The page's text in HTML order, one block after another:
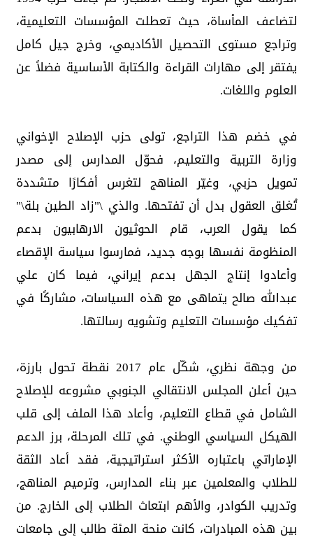
لتضاعف المأساة، حيث تعطلت المؤسسات التعليمية،
وتراجع مستوى التحصيل الأكاديمي، وخرج جيل كامل
يفتقر إلى مهارات القراءة والكتابة الأساسية فضلاً عن
العلوم واللغات.
في خضم هذا التراجع، تولى حزب الإصلاح الإخواني
وزارة التربية والتعليم، فحوّل المدارس إلى مصدر
تمويل حزبي، وغيّر المناهج لتغرس أفكارًا متشددة
تُغلق العقول بدل أن تفتحها. والذي \"زاد الطين بلة\"
كما يقول العرب، قام الحوثيون الارهابيون بدعم
المنظومة نفسها بوجه جديد، فمارسوا سياسة الإقصاء
وأعادوا إنتاج الجهل بدعم إيراني، فيما كان علي
عبدالله صالح يتماهى مع هذه السياسات، مشاركًا في
تفكيك مؤسسات التعليم وتشويه رسالتها.
من وجهة نظري، شكّل عام 2017 نقطة تحول بارزة،
حين أعلن المجلس الانتقالي الجنوبي مشروعه للإصلاح
الشامل في قطاع التعليم، وأعاد هذا الملف إلى قلب
الهيكل السياسي الوطني. في تلك المرحلة، برز الدعم
الإماراتي باعتباره الأكثر استراتيجية، فقد أعاد الثقة
للطلاب والمعلمين عبر بناء المدارس، وترميم المناهج،
وتدريب الكوادر، والأهم ابتعاث الطلاب إلى الخارج. من
بين هذه المبادرات، كانت منحة المئة طالب إلى جامعات